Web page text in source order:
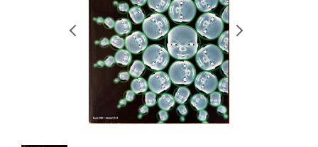
RETRACE
コンサート